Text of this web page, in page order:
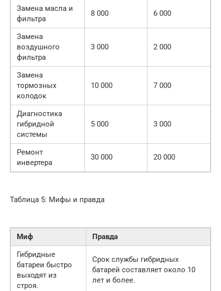
Замена масла и
фильтра
8 000 6 000
Замена
воздушного
фильтра
3 000 2 000
Замена
тормозных
колодок
10 000 7 000
Диагностика
гибридной
системы
5 000 3 000
Ремонт
инвертера
30 000 20 000
Таблица 5: Мифы и правда
Миф
Правда
Гибридные
батареи быстро
выходят из
строя.
Срок службы гибридных
батарей составляет около 10
лет и более.